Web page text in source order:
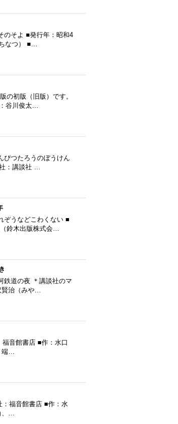
のそよ ■発行年：昭和4
なつ） ■…
の初版（旧版）です。
谷川俊太…
ぴつたろうのぼうけん
：講談社 …
ぞうなどこわくない ■
鈴木出版株式会…
鉄道の夜 ＊講談社のマ
賢治（みや…
音館書店 ■作：水口
端…
福音館書店 ■作：水
、…